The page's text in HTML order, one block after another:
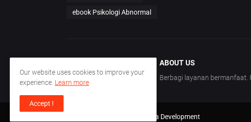
ebook Psikologi Abnormal
ABOUT US
Berbagi layanan bermanfaat.
PT. Nirmala Satya Development
Our website uses cookies to improve your
experience. Learn more
Accept !